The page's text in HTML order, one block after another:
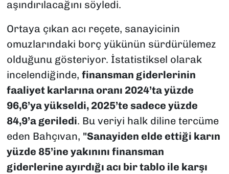
aşındırılacağını söyledi.
Ortaya çıkan acı reçete, sanayicinin
omuzlarındaki borç yükünün sürdürülemez
olduğunu gösteriyor. İstatistiksel olarak
incelendiğinde, finansman giderlerinin
faaliyet karlarına oranı 2024’ta yüzde
96,6’ya yükseldi, 2025’te sadece yüzde
84,9’a geriledi. Bu veriyi halk diline tercüme
eden Bahçıvan, "Sanayiden elde ettiği karın
yüzde 85’ine yakınını finansman
giderlerine ayırdığı acı bir tablo ile karşı